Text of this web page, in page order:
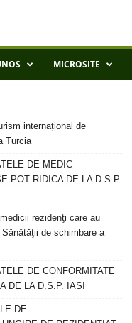
MICROSITE
internațional de
Turcia
DE MEDIC
POT RIDICA DE LA D.S.P.
rezidenţi care au
de schimbare a
DE CONFORMITATE
DE LA D.S.P. IASI
DE